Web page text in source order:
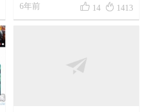
+试看+超级防封+VIP付费看视
频+代理平台
6年前  14  1413